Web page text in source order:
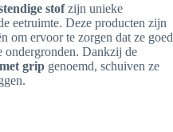
stofzijn unieke
eetruimte. Deze producten zijn
om ervoor te zorgen dat ze goed
ondergronden. Dankzij de
grip genoemd, schuiven ze